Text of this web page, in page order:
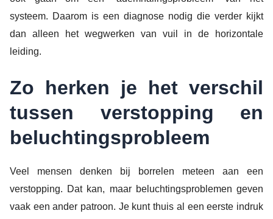
systeem. Daarom is een diagnose nodig die verder kijkt
dan alleen het wegwerken van vuil in de horizontale
leiding.
Zo herken je het verschil
tussen verstopping en
beluchtingsprobleem
Veel mensen denken bij borrelen meteen aan een
verstopping. Dat kan, maar beluchtingsproblemen geven
vaak een ander patroon. Je kunt thuis al een eerste indruk